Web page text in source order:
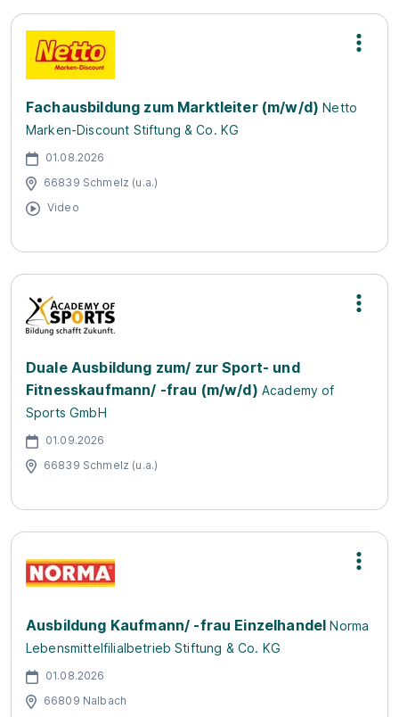
Fachausbildung zum Marktleiter (m/w/d) Netto
Marken-Discount Stiftung & Co. KG
01.08.2026
66839 Schmelz (u.a.)
Video
Duale Ausbildung zum/ zur Sport- und
Fitnesskaufmann/ -frau (m/w/d) Academy of
Sports GmbH
01.09.2026
66839 Schmelz (u.a.)
Ausbildung Kaufmann/ -frau Einzelhandel Norma
Lebensmittelfilialbetrieb Stiftung & Co. KG
01.08.2026
66809 Nalbach